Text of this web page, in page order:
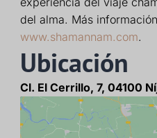
del alma. Más
www.shamannam.com.
Ubicación
Cl. El Cerrillo, 7, 04100